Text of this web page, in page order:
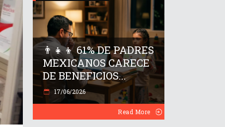
👨‍👧‍👦 61% DE PADRES
MEXICANOS CARECE
DE BENEFICIOS...
17/06/2026
Read More